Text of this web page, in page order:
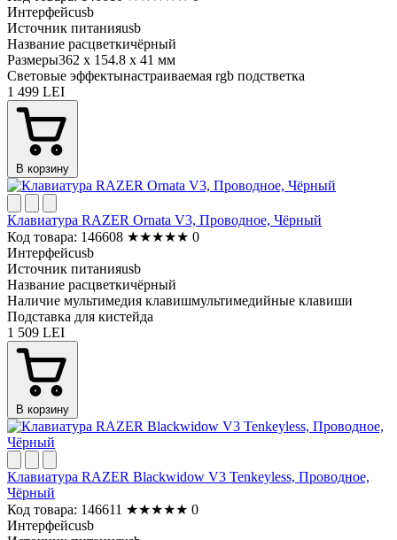
Интерфейсusb
Источник питанияusb
Название расцветкичёрный
Размеры362 x 154.8 x 41 мм
Световые эффектынастраиваемая rgb подстветка
1 499 LEI
В корзину
Клавиатура RAZER Ornata V3, Проводное, Чёрный
Код товара: 146608 ★★★★★ 0
Интерфейсusb
Источник питанияusb
Название расцветкичёрный
Наличие мультимедия клавишмультимедийные клавиши
Подставка для кистейда
1 509 LEI
В корзину
Клавиатура RAZER Blackwidow V3 Tenkeyless, Проводное,
Чёрный
Код товара: 146611 ★★★★★ 0
Интерфейсusb